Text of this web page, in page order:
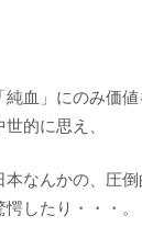
血」にのみ価値
的に思え、
本なんかの、圧
したり・・・。